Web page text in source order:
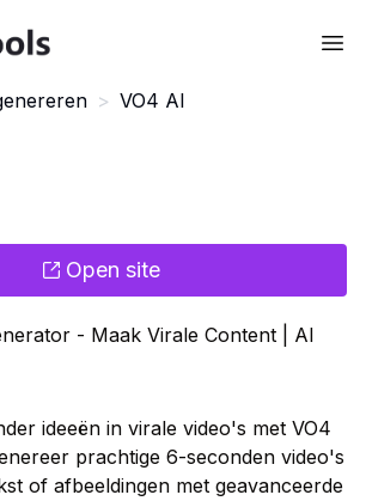
> VO4 AI
Open site
- Maak Virale Content | AI
ideeën in virale video's met VO4
prachtige 6-seconden video's
of afbeeldingen met geavanceerde